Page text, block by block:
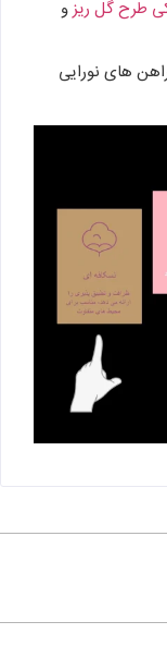
طرح گل ریزو
های نورایی